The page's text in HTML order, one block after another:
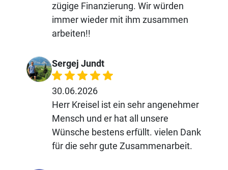
zügige Finanzierung. Wir würden
immer wieder mit ihm zusammen
arbeiten!!
Sergej Jundt
30.06.2026
Herr Kreisel ist ein sehr angenehmer
Mensch und er hat all unsere
Wünsche bestens erfüllt. vielen Dank
für die sehr gute Zusammenarbeit.